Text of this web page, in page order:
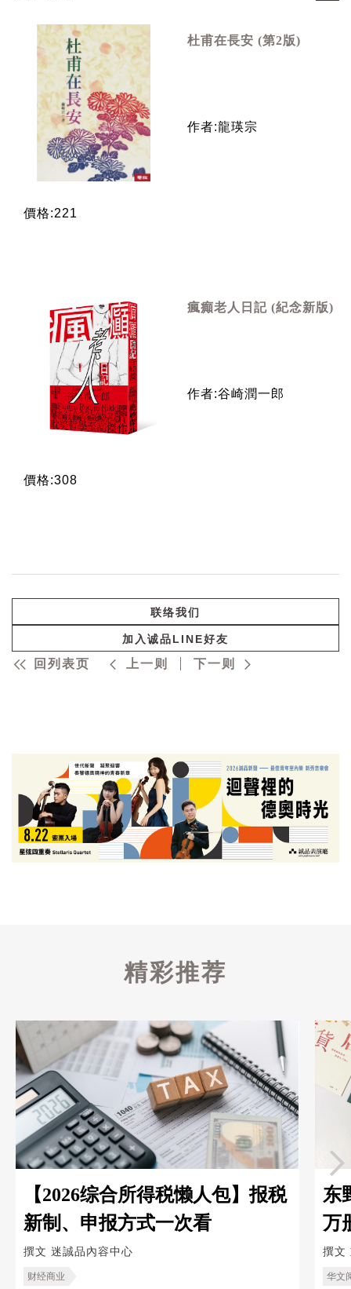
杜甫在長安 (第2版)
作者:龍瑛宗
價格:221
瘋癲老人日記 (紀念新版)
作者:谷崎潤一郎
價格:308
联络我们
加入诚品LINE好友
回列表页 上一则 下一则
精彩推荐
【2026综合所得税懒人包】报税
新制、申报方式一次看
撰文 迷誠品內容中心
财经商业
东
万
救
撰文
华文